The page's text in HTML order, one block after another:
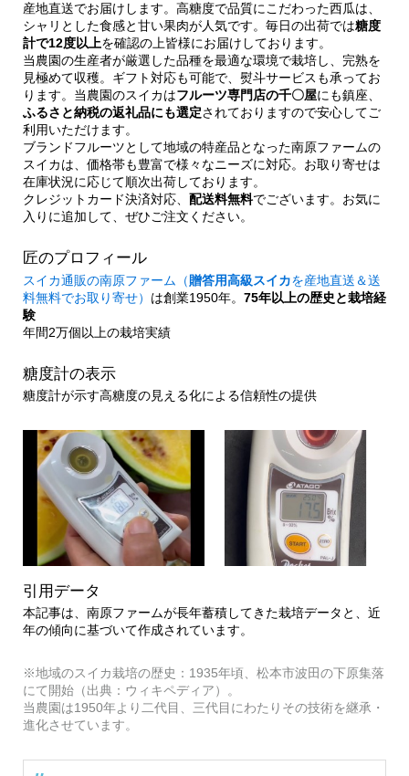
産地直送でお届けします。高糖度で品質にこだわった西瓜は、
シャリとした食感と甘い果肉が人気です。毎日の出荷では糖度
計で12度以上を確認の上皆様にお届けしております。
当農園の生産者が厳選した品種を最適な環境で栽培し、完熟を
見極めて収穫。ギフト対応も可能で、熨斗サービスも承ってお
ります。当農園のスイカはフルーツ専門店の千〇屋にも鎮座、
ふるさと納税の返礼品にも選定されておりますので安心してご
利用いただけます。
ブランドフルーツとして地域の特産品となった南原ファームの
スイカは、価格帯も豊富で様々なニーズに対応。お取り寄せは
在庫状況に応じて順次出荷しております。
クレジットカード決済対応、 配送料無料でございます。お気に
入りに追加して、ぜひご注文ください。
匠のプロフィール
スイカ通販の南原ファーム（贈答用高級スイカを産地直送＆送
料無料でお取り寄せ） は創業1950年。 75年以上の歴史と栽培経
験
年間2万個以上の栽培実績
糖度計の表示
糖度計が示す高糖度の見える化による信頼性の提供
引用データ
本記事は、南原ファームが長年蓄積してきた栽培データと、近
年の傾向に基づいて作成されています。
※地域のスイカ栽培の歴史：1935年頃、松本市波田の下原集落
にて開始（出典：ウィキペディア）。
当農園は1950年より二代目、三代目にわたりその技術を継承・
進化させています。